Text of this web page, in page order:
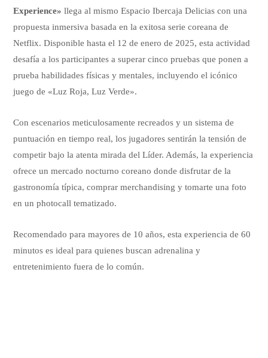
Experience» llega al mismo Espacio Ibercaja Delicias con una
propuesta inmersiva basada en la exitosa serie coreana de
Netflix. Disponible hasta el 12 de enero de 2025, esta actividad
desafía a los participantes a superar cinco pruebas que ponen a
prueba habilidades físicas y mentales, incluyendo el icónico
juego de «Luz Roja, Luz Verde».
Con escenarios meticulosamente recreados y un sistema de
puntuación en tiempo real, los jugadores sentirán la tensión de
competir bajo la atenta mirada del Líder. Además, la experiencia
ofrece un mercado nocturno coreano donde disfrutar de la
gastronomía típica, comprar merchandising y tomarte una foto
en un photocall tematizado.
Recomendado para mayores de 10 años, esta experiencia de 60
minutos es ideal para quienes buscan adrenalina y
entretenimiento fuera de lo común.